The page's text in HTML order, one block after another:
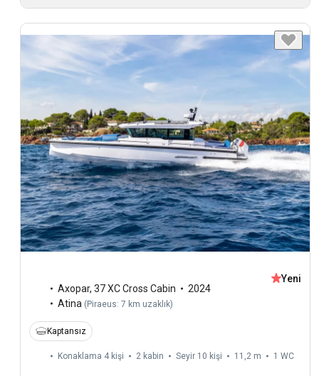
Axopar, 37 XC Cross Cabin
2024
Atina (Piraeus: 7 km uzaklık)
Yeni
Kaptansız
Konaklama 4 kişi 2 kabin Seyir 10 kişi 11,2 m 1 WC